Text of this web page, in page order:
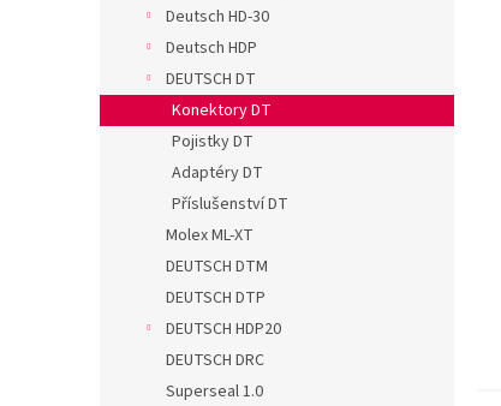
Deutsch HD-30
Deutsch HDP
DEUTSCH DT
Konektory DT
Pojistky DT
Adaptéry DT
Příslušenství DT
Molex ML-XT
DEUTSCH DTM
DEUTSCH DTP
DEUTSCH HDP20
DEUTSCH DRC
Superseal 1.0